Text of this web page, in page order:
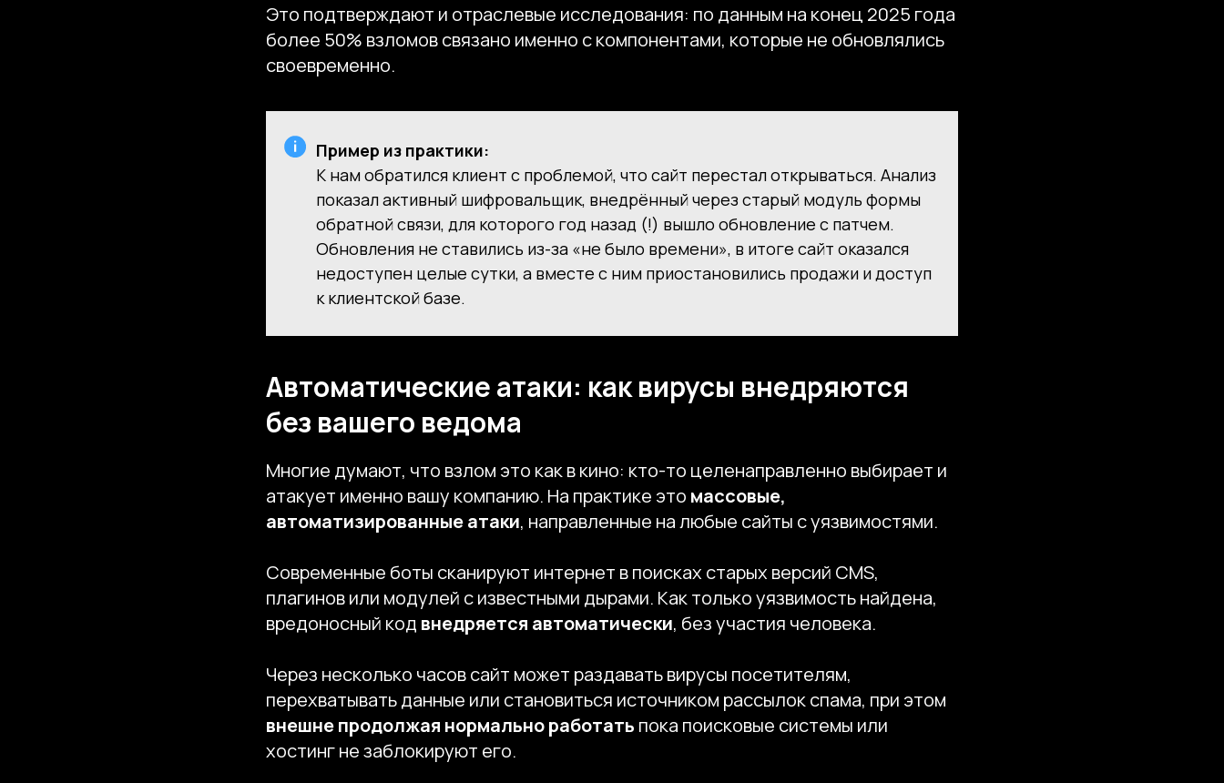
Это подтверждают и отраслевые исследования: по данным на конец 2025 года
более 50% взломов связано именно с компонентами, которые не обновлялись
своевременно.
Пример из практики:
К нам обратился клиент с проблемой, что сайт перестал открываться. Анализ
показал активный шифровальщик, внедрённый через старый модуль формы
обратной связи, для которого год назад (!) вышло обновление с патчем.
Обновления не ставились из-за «не было времени», в итоге сайт оказался
недоступен целые сутки, а вместе с ним приостановились продажи и доступ
к клиентской базе.
Автоматические атаки: как вирусы внедряются
без вашего ведома
Многие думают, что взлом это как в кино: кто-то целенаправленно выбирает и
атакует именно вашу компанию. На практике это массовые,
автоматизированные атаки, направленные на любые сайты с уязвимостями.
Современные боты сканируют интернет в поисках старых версий CMS,
плагинов или модулей с известными дырами. Как только уязвимость найдена,
вредоносный код внедряется автоматически, без участия человека.
Через несколько часов сайт может раздавать вирусы посетителям,
перехватывать данные или становиться источником рассылок спама, при этом
внешне продолжая нормально работать пока поисковые системы или
хостинг не заблокируют его.